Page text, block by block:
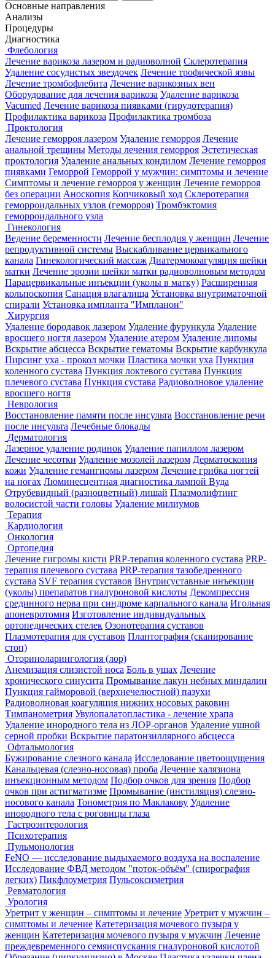
Основные направления
Анализы
Процедуры
Диагностика
Флебология
Лечение варикоза лазером и радиоволной Склеротерапия
Удаление сосудистых звездочек Лечение трофической язвы
Лечение тромбофлебита Лечение варикозных вен
Оборудование для лечения варикоза Удаление варикоза
Vacumed Лечение варикоза пиявками (гирудотерапия)
Профилактика варикоза Профилактика тромбоза
Проктология
Лечение геморроя лазером Удаление геморроя Лечение
анальной трещины Методы лечения геморроя Эстетическая
проктология Удаление анальных кондилом Лечение геморроя
пиявками Геморрой Геморрой у мужчин: симптомы и лечение
Симптомы и лечение геморроя у женщин Лечение геморроя
без операции Аноскопия Копчиковый ход Склеротерапия
геморроидальных узлов (геморроя) Тромбэктомия
геморроидального узла
Гинекология
Ведение беременности Лечение бесплодия у женщин Лечение
репродуктивной системы Выскабливание цервикального
канала Гинекологический массаж Диатермокоагуляция шейки
матки Лечение эрозии шейки матки радиоволновым методом
Парацервикальные инъекции (уколы в матку) Расширенная
кольпоскопия Санация влагалища Установка внутриматочной
спирали Установка импланта "Импланон"
Хирургия
Удаление бородавок лазером Удаление фурункула Удаление
вросшего ногтя лазером Удаление атером Удаление липомы
Вскрытие абсцесса Вскрытие гематомы Вскрытие карбункула
Пирсинг уха - прокол мочки Пластика мочки уха Пункция
коленного сустава Пункция локтевого сустава Пункция
плечевого сустава Пункция сустава Радиоволновое удаление
вросшего ногтя
Неврология
Восстановление памяти после инсульта Восстановление речи
после инсульта Лечебные блокады
Дерматология
Лазерное удаление родинок Удаление папиллом лазером
Лечение чесотки Удаление мозолей лазером Дерматоскопия
кожи Удаление гемангиомы лазером Лечение грибка ногтей
на ногах Люминесцентная диагностика лампой Вуда
Отрубевидный (разноцветный) лишай Плазмолифтинг
волосистой части головы Удаление милиумов
Терапия
Кардиология
Онкология
Ортопедия
Лечение гигромы кисти PRP-терапия коленного сустава PRP-
терапия плечевого сустава PRP-терапия тазобедренного
сустава SVF терапия суставов Внутрисуставные инъекции
(уколы) препаратов гиалуроновой кислоты Декомпрессия
срединного нерва при синдроме карпального канала Игольная
апоневротомия Изготовление индивидуальных
ортопедических стелек Озонотерапия суставов
Плазмотерапия для суставов Плантография (сканирование
стоп)
Оториноларингология (лор)
Анемизация слизистой носа Боль в ушах Лечение
хронического синусита Промывание лакун небных миндалин
Пункция гайморовой (верхнечелюстной) пазухи
Радиоволновая коагуляция нижних носовых раковин
Тимпанометрия Увулопалатопластика - лечение храпа
Удаление инородного тела из ЛОР-органов Удаление ушной
серной пробки Вскрытие паратонзиллярного абсцесса
Офтальмология
Бужирование слезного канала Исследование цветоощущения
Канальцевая (слезно-носовая) проба Лечение халязиона
инъекционным методом Подбор очков для зрения Подбор
очков при астигматизме Промывание (инстиляция) слезно-
носового канала Тонометрия по Маклакову Удаление
инородного тела с роговицы глаза
Гастроэнтерология
Психотерапия
Пульмонология
FeNO — исследование выдыхаемого воздуха на воспаление
Исследование ФВД методом "поток-объём" (спирография
легких) Пикфлоуметрия Пульсоксиметрия
Ревматология
Урология
Уретрит у женщин – симптомы и лечение Уретрит у мужчин –
симптомы и лечение Катетеризация мочевого пузыря у
женщин Катетеризация мочевого пузыря у мужчин Лечение
преждевременного семяиспускания гиалуроновой кислотой